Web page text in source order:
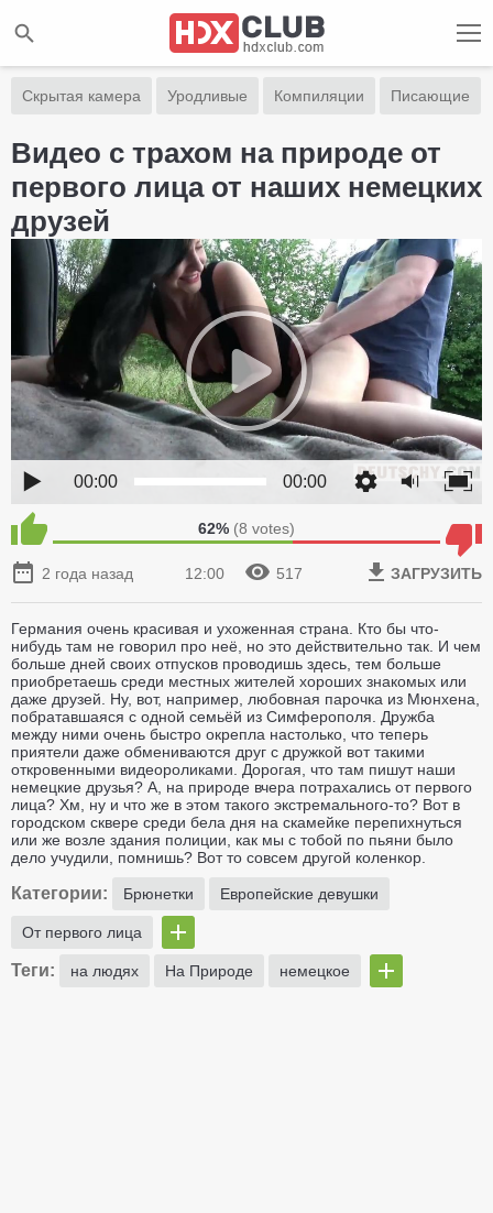
Скрытая камера Уродливые Компиляции Писающие
Видео с трахом на природе от
первого лица от наших немецких
друзей
00:00 00:00
62% (8 votes)
2 года назад 12:00 517 ЗАГРУЗИТЬ
Германия очень красивая и ухоженная страна. Кто бы что-
нибудь там не говорил про неё, но это действительно так. И чем
больше дней своих отпусков проводишь здесь, тем больше
приобретаешь среди местных жителей хороших знакомых или
даже друзей. Ну, вот, например, любовная парочка из Мюнхена,
побратавшаяся с одной семьёй из Симферополя. Дружба
между ними очень быстро окрепла настолько, что теперь
приятели даже обмениваются друг с дружкой вот такими
откровенными видеороликами. Дорогая, что там пишут наши
немецкие друзья? А, на природе вчера потрахались от первого
лица? Хм, ну и что же в этом такого экстремального-то? Вот в
городском сквере среди бела дня на скамейке перепихнуться
или же возле здания полиции, как мы с тобой по пьяни было
дело учудили, помнишь? Вот то совсем другой коленкор.
Категории: Брюнетки Европейские девушки
От первого лица
Теги: на людях На Природе немецкое